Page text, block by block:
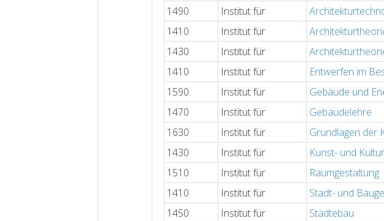
1490
Institut für
1410
Institut für
1430
Institut für
1410
Institut für Entwerfen im
1590
Institut für Gebäude und
1470
Institut für Gebäudelehre
1630
Institut für Grundlagen der
1430
Institut für Kunst- und
1510
Institut für Raumgestaltung
1410
Institut für Stadt- und
1450
Institut für Städtebau